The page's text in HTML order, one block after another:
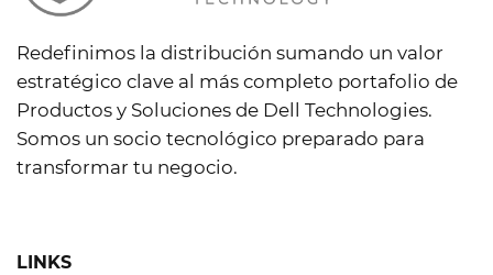
Redefinimos la distribución sumando un valor
estratégico clave al más completo portafolio de
Productos y Soluciones de Dell Technologies.
Somos un socio tecnológico preparado para
transformar tu negocio.
LINKS